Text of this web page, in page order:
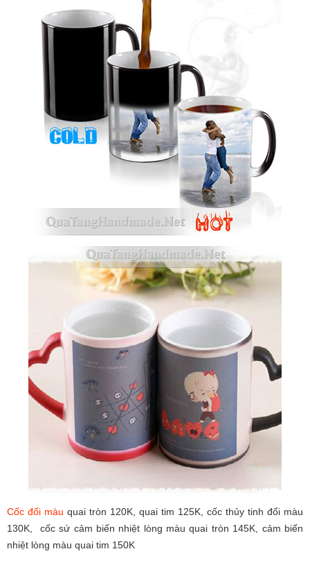
Cốc đổi màu quai tròn 120K, quai tim 125K, cốc thủy tinh đổi màu
130K, cốc sứ cảm biến nhiệt lòng màu quai tròn 145K, cảm biến
nhiệt lòng màu quai tim 150K